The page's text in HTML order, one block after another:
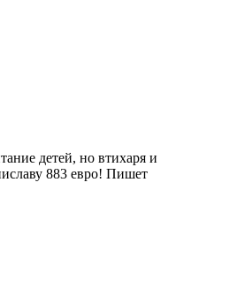
детей, но втихаря и
883 евро! Пишет